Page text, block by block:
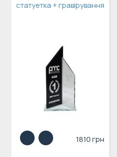
статуетка + гравірування
1810 грн